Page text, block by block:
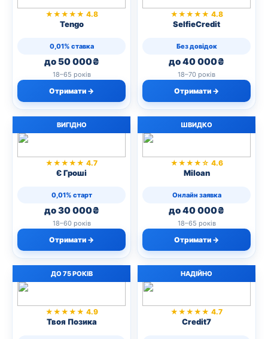
★★★★★ 4.8
Tengo
0,01% ставка
до 50 000₴
18–65 років
Отримати →
★★★★★ 4.8
SelfieCredit
Без довідок
до 40 000₴
18–70 років
Отримати →
ВИГІДНО
★★★★★ 4.7
Є Гроші
0,01% старт
до 30 000₴
18–60 років
Отримати →
ШВИДКО
★★★★☆ 4.6
Miloan
Онлайн заявка
до 40 000₴
18–65 років
Отримати →
ДО 75 РОКІВ
★★★★★ 4.9
Твоя Позика
НАДІЙНО
★★★★★ 4.7
Credit7